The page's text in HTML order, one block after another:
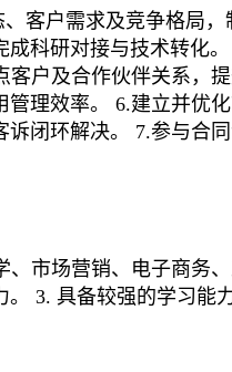
客户需求及竞争格局
科研对接与技术转化
客户及合作伙伴关系，
理效率。 6.建立并优
闭环解决。 7.参与合
、市场营销、电子商务
3. 具备较强的学习能